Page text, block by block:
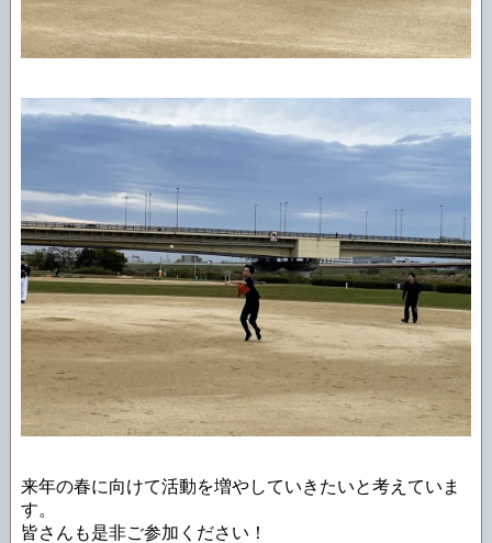
来年の春に向けて活動を増やしていきたいと考えていま
す。
皆さんも是非ご参加ください！